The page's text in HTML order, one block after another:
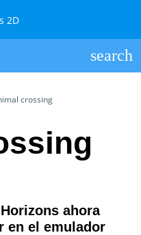
crossing
ahora
en el emulador